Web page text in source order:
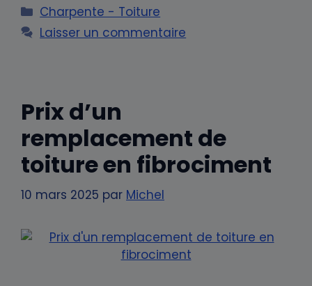
Catégories
Charpente - Toiture
Laisser un commentaire
Prix d’un
remplacement de
toiture en fibrociment
10 mars 2025 par Michel